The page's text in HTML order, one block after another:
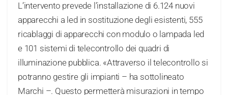
L’intervento prevede l’installazione di 6.124 nuovi
apparecchi a led in sostituzione degli esistenti, 555
ricablaggi di apparecchi con modulo o lampada led
e 101 sistemi di telecontrollo dei quadri di
illuminazione pubblica. «Attraverso il telecontrollo si
potranno gestire gli impianti – ha sottolineato
Marchi –. Questo permetterà misurazioni in tempo